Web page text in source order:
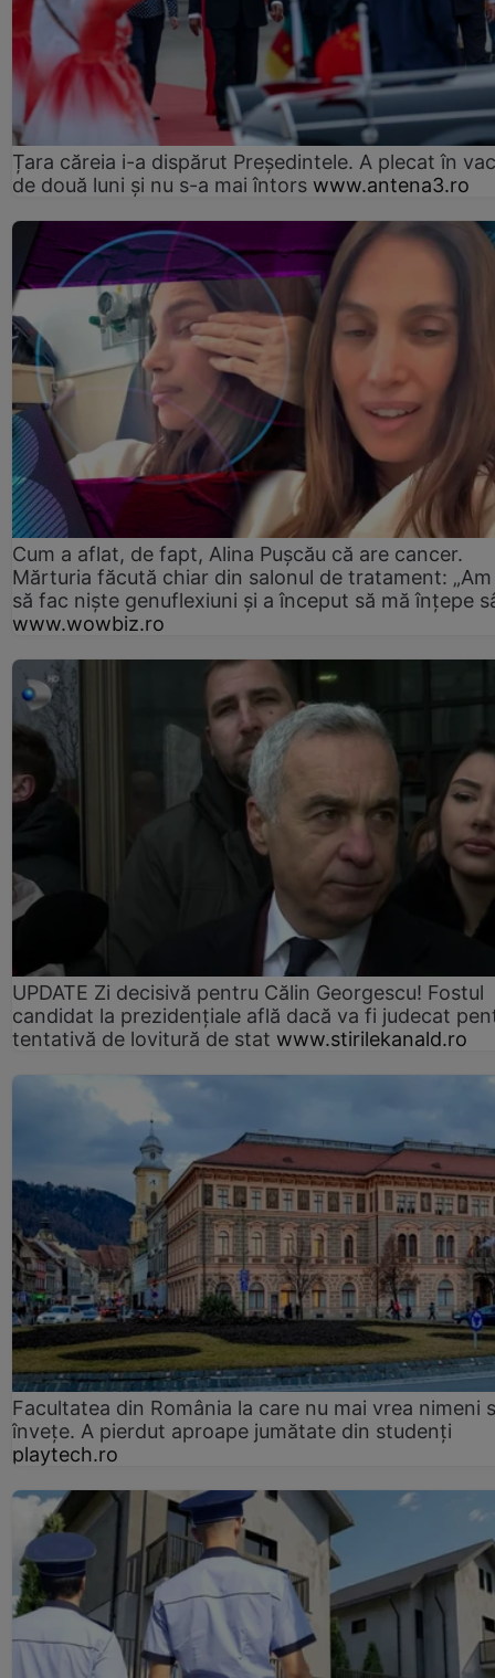
Țara căreia i-a dispărut Președintele. A plecat în
de două luni și nu s-a mai întors www.antena3.ro
Cum a aflat, de fapt, Alina Pușcău că are cancer.
Mărturia făcută chiar din salonul de tratament:
să fac niște genuflexiuni și a început să mă înțepe
www.wowbiz.ro
UPDATE Zi decisivă pentru Călin Georgescu! Fostul
candidat la prezidențiale află dacă va fi judecat
tentativă de lovitură de stat www.stirilekanald.ro
Facultatea din România la care nu mai vrea nimeni
înveţe. A pierdut aproape jumătate din studenţi
playtech.ro